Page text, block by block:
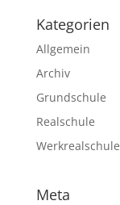
Kategorien
Allgemein
Archiv
Grundschule
Realschule
Werkrealschule
Meta